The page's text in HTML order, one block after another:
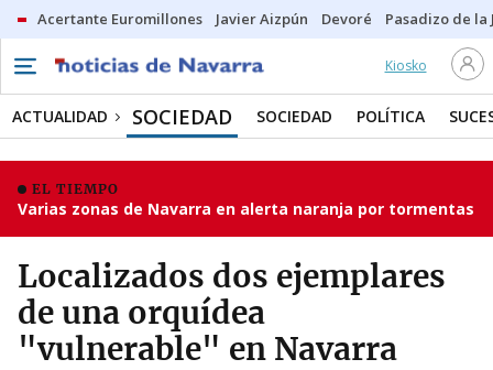
Acertante Euromillones Javier Aizpún Devoré Pasadizo de la
Kiosko
ACTUALIDAD SOCIEDAD SOCIEDAD POLÍTICA
EL TIEMPO
Varias zonas de Navarra en alerta naranja por tormentas
Localizados dos ejemplares
de una orquídea
"vulnerable" en Navarra